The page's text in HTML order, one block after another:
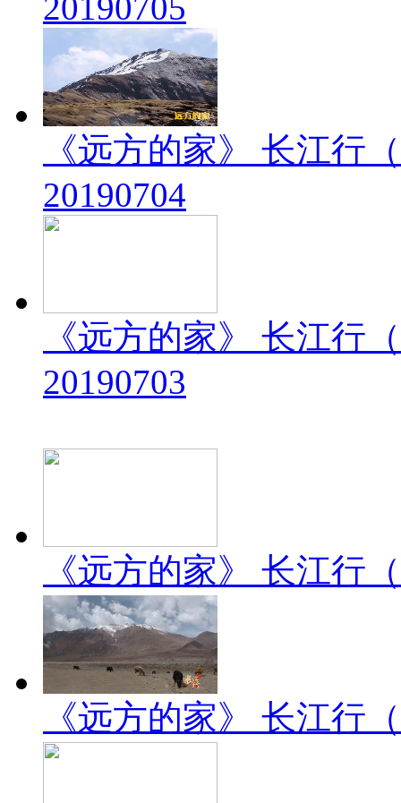
20190705
《远方的家》 长江行
20190704
《远方的家》 长江行
20190703
《远方的家》 长江行
《远方的家》 长江行